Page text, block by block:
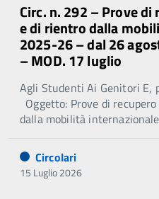
Circ. n. 292 – Prove
e di rientro dalla
2025-26 – dal 26
– MOD. 17 luglio
Agli Studenti Ai Genitori E,
Oggetto: Prove di
dalla mobilità
Circolari
15 Luglio 2026